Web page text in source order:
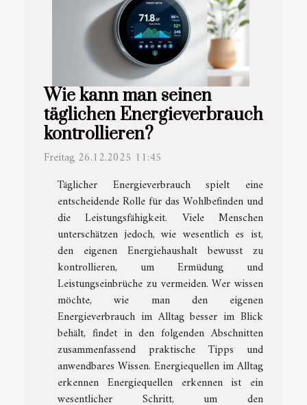
Wie kann man seinen
täglichen Energieverbrauch
kontrollieren?
Freitag 26.12.2025 11:45
Täglicher Energieverbrauch spielt eine
entscheidende Rolle für das Wohlbefinden und
die Leistungsfähigkeit. Viele Menschen
unterschätzen jedoch, wie wesentlich es ist,
den eigenen Energiehaushalt bewusst zu
kontrollieren, um Ermüdung und
Leistungseinbrüche zu vermeiden. Wer wissen
möchte, wie man den eigenen
Energieverbrauch im Alltag besser im Blick
behält, findet in den folgenden Abschnitten
zusammenfassend praktische Tipps und
anwendbares Wissen. Energiequellen im Alltag
erkennen Energiequellen erkennen ist ein
wesentlicher Schritt, um den